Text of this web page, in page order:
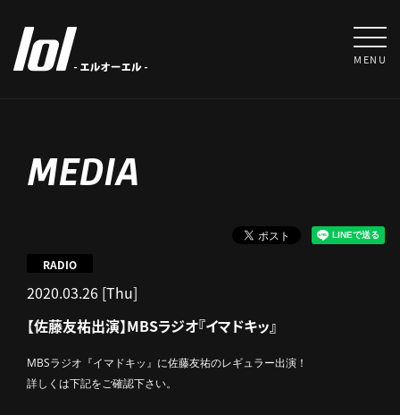
MENU
MEDIA
2020.03.26 [Thu]
RADIO
【佐藤友祐出演】MBSラジオ『イマドキッ』
MBSラジオ『イマドキッ』に佐藤友祐のレギュラー出演！
詳しくは下記をご確認下さい。